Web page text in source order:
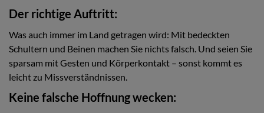
Der richtige Auftritt:
Was auch immer im Land getragen wird: Mit bedeckten
Schultern und Beinen machen Sie nichts falsch. Und seien Sie
sparsam mit Gesten und Körperkontakt – sonst kommt es
leicht zu Missverständnissen.
Keine falsche Hoffnung wecken: